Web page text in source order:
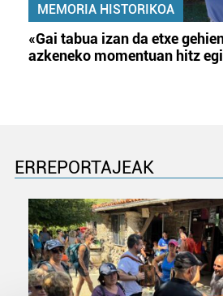
MEMORIA HISTORIKOA
«Gai tabua izan da etxe
azkeneko momentuan hitz
ERREPORTAJEAK